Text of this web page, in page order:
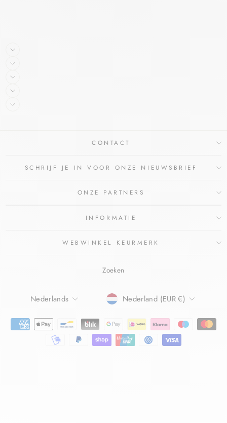
CONTACT
SCHRIJF JE IN VOOR ONZE NIEUWSBRIEF
ONZE PARTNERS
INFORMATIE
WEBWINKEL KEURMERK
Zoeken
TAAL
Nederlands Nederland (EUR €)